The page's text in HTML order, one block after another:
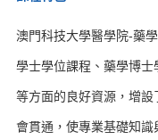
澳門科技大學醫學院-藥
學士學位課程、藥學博
等方面的良好資源，增
會貫通，使專業基礎知